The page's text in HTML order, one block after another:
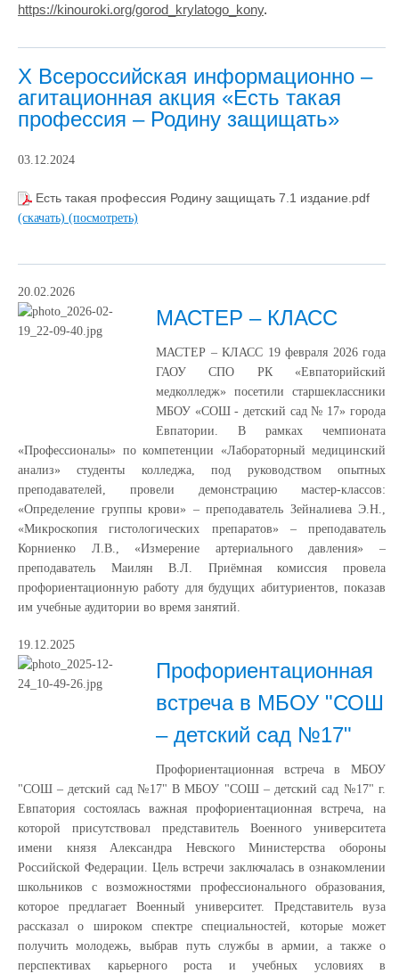
https://kinouroki.org/gorod_krylatogo_kony.
X Всероссийская информационно –
агитационная акция «Есть такая
профессия – Родину защищать»
03.12.2024
Есть такая профессия Родину защищать 7.1 издание.pdf
(скачать) (посмотреть)
20.02.2026
МАСТЕР – КЛАСС
МАСТЕР – КЛАСС 19 февраля 2026 года
ГАОУ СПО РК «Евпаторийский
медколледж» посетили старшеклассники
МБОУ «СОШ - детский сад № 17» города
Евпатории. В рамках чемпионата
«Профессионалы» по компетенции «Лабораторный медицинский
анализ» студенты колледжа, под руководством опытных
преподавателей, провели демонстрацию мастер-классов:
«Определение группы крови» – преподаватель Зейналиева Э.Н.,
«Микроскопия гистологических препаратов» – преподаватель
Корниенко Л.В., «Измерение артериального давления» –
преподаватель Маилян В.Л. Приёмная комиссия провела
профориентационную работу для будущих абитуриентов, показав
им учебные аудитории во время занятий.
19.12.2025
Профориентационная
встреча в МБОУ "СОШ
– детский сад №17"
Профориентационная встреча в МБОУ
"СОШ – детский сад №17" В МБОУ "СОШ – детский сад №17" г.
Евпатория состоялась важная профориентационная встреча, на
которой присутствовал представитель Военного университета
имени князя Александра Невского Министерства обороны
Российской Федерации. Цель встречи заключалась в ознакомлении
школьников с возможностями профессионального образования,
которое предлагает Военный университет. Представитель вуза
рассказал о широком спектре специальностей, которые может
получить молодежь, выбрав путь службы в армии, а также о
перспективах карьерного роста и учебных условиях в